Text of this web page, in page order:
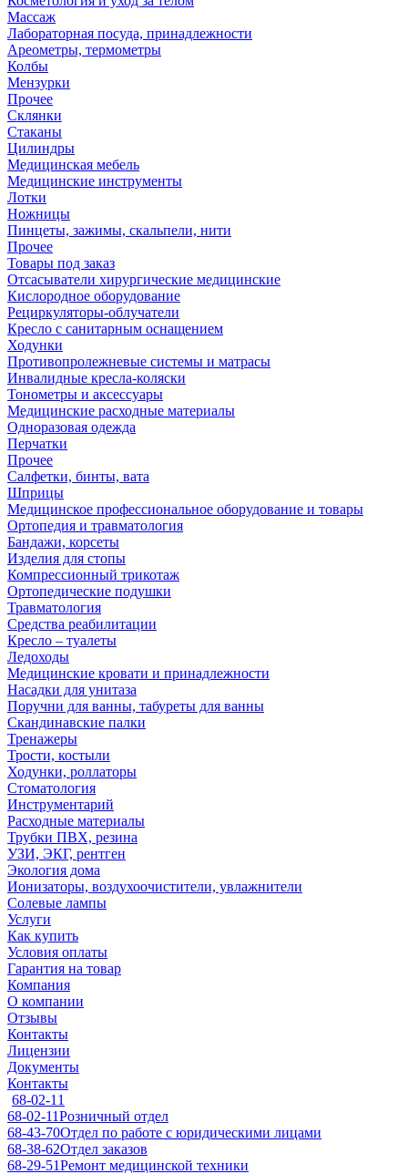
Массаж
Лабораторная посуда, принадлежности
Ареометры, термометры
Колбы
Мензурки
Прочее
Склянки
Стаканы
Цилиндры
Медицинская мебель
Медицинские инструменты
Лотки
Ножницы
Пинцеты, зажимы, скальпели, нити
Прочее
Товары под заказ
Отсасыватели хирургические медицинские
Кислородное оборудование
Рециркуляторы-облучатели
Кресло с санитарным оснащением
Ходунки
Противопролежневые системы и матрасы
Инвалидные кресла-коляски
Тонометры и аксессуары
Медицинские расходные материалы
Одноразовая одежда
Перчатки
Прочее
Салфетки, бинты, вата
Шприцы
Медицинское профессиональное оборудование и товары
Ортопедия и травматология
Бандажи, корсеты
Изделия для стопы
Компрессионный трикотаж
Ортопедические подушки
Травматология
Средства реабилитации
Кресло – туалеты
Ледоходы
Медицинские кровати и принадлежности
Насадки для унитаза
Поручни для ванны, табуреты для ванны
Скандинавские палки
Тренажеры
Трости, костыли
Ходунки, роллаторы
Стоматология
Инструментарий
Расходные материалы
Трубки ПВХ, резина
УЗИ, ЭКГ, рентген
Экология дома
Ионизаторы, воздухоочистители, увлажнители
Солевые лампы
Услуги
Как купить
Условия оплаты
Гарантия на товар
Компания
О компании
Отзывы
Контакты
Лицензии
Документы
Контакты
68-02-11
68-02-11Розничный отдел
68-43-70Отдел по работе с юридическими лицами
68-38-62Отдел заказов
68-29-51Ремонт медицинской техники